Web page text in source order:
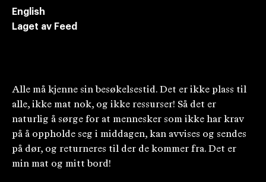
Alle må kjenne sin besøkelsestid. Det er ikke plass til
alle, ikke mat nok, og ikke ressurser! Så det er
naturlig å sørge for at mennesker som ikke har krav
på å oppholde seg i middagen, kan avvises og sendes
på dør, og returneres til der de kommer fra. Det er
min mat og mitt bord!
English
Laget av Feed